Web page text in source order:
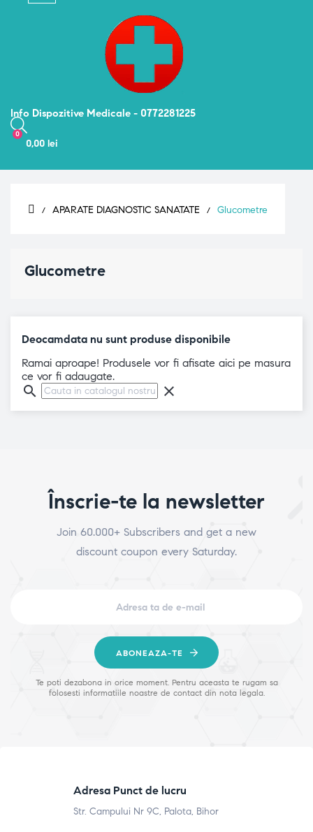
Info Dispozitive Medicale - 0772281225
0
0,00 lei
APARATE DIAGNOSTIC SANATATE Glucometre
Glucometre
Deocamdata nu sunt produse disponibile
Ramai aproape! Produsele vor fi afisate aici pe masura
ce vor fi adaugate.
search clear
Înscrie-te la newsletter
Join 60.000+ Subscribers and get a new
discount coupon every Saturday.
ABONEAZA-TE
Te poti dezabona in orice moment. Pentru aceasta te rugam sa
folosesti informatiile noastre de contact din nota legala.
Adresa Punct de lucru
Str. Campului Nr 9C, Palota, Bihor